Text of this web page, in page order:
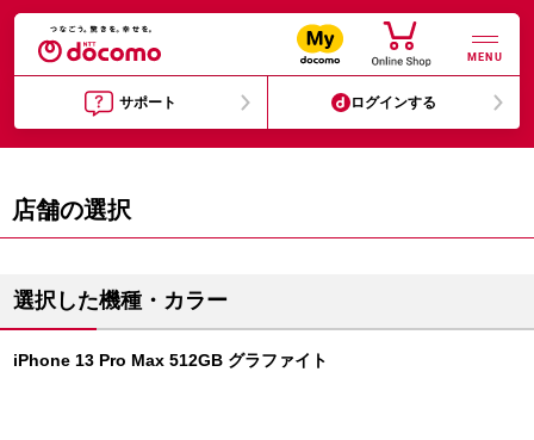
MENU
サポート ログインする
店舗の選択
選択した機種・カラー
iPhone 13 Pro Max 512GB グラファイト